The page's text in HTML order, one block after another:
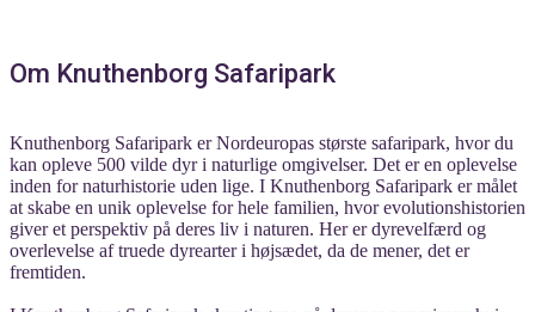
Om Knuthenborg Safaripark
Knuthenborg Safaripark er Nordeuropas største safaripark, hvor du
kan opleve 500 vilde dyr i naturlige omgivelser. Det er en oplevelse
inden for naturhistorie uden lige. I Knuthenborg Safaripark er målet
at skabe en unik oplevelse for hele familien, hvor evolutionshistorien
giver et perspektiv på deres liv i naturen. Her er dyrevelfærd og
overlevelse af truede dyrearter i højsædet, da de mener, det er
fremtiden.